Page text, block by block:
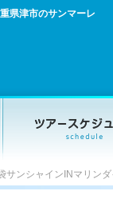
県津市のサンマーレ
サンシャインINマリン